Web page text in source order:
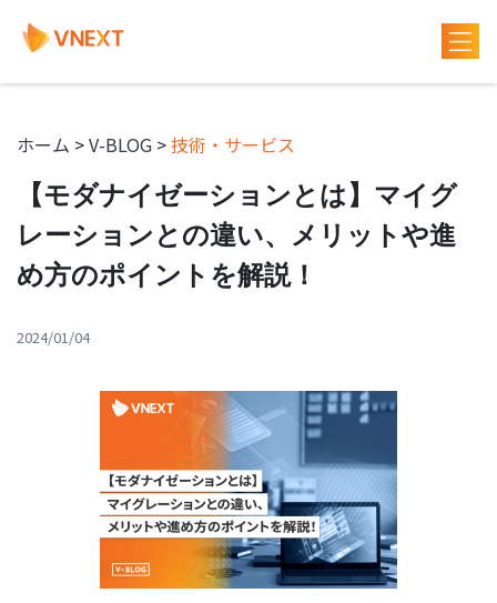
ホーム >V-BLOG >技術・サービス
【モダナイゼーションとは】マイグ
レーションとの違い、メリットや進
め方のポイントを解説！
2024/01/04